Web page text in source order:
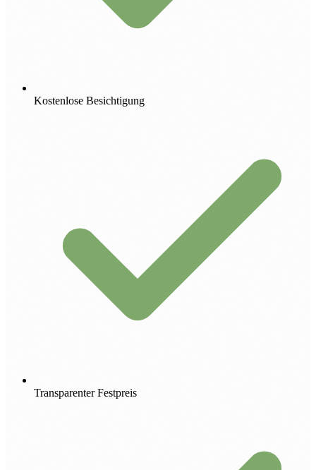
Kostenlose Besichtigung
Transparenter Festpreis